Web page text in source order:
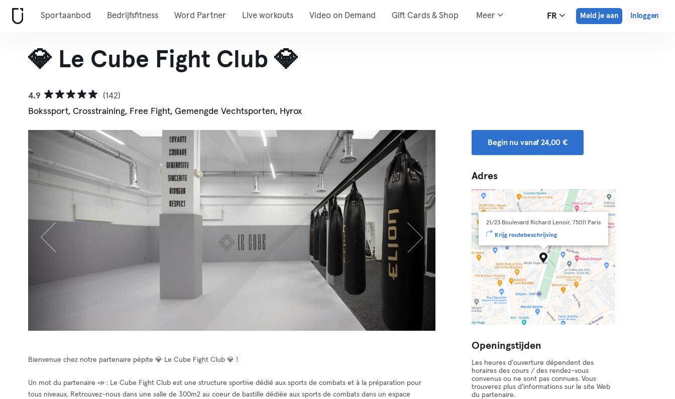
Sportaanbod Bedrijfsfitness Word Partner Live workouts Video on Demand Gift Cards & Shop Meer FR Meld je aan Inloggen
💎 Le Cube Fight Club 💎
4.9
(142)
Bokssport, Crosstraining, Free Fight, Gemengde Vechtsporten, Hyrox
Bienvenue chez notre partenaire pépite 💎 Le Cube Fight Club 💎 !
Un mot du partenaire 📣 : Le Cube Fight Club est une structure sportive dédié aux sports de combats et à la préparation pour
tous niveaux. Retrouvez-nous dans une salle de 300m2 au coeur de bastille dédiée aux sports de combats dans un espace
Begin nu vanaf 24,00 €
Adres
21/23 Boulevard Richard Lenoir, 75011 Paris
Krijg routebeschrijving
Openingstijden
Les heures d'ouverture dépendent des
horaires des cours / des rendez-vous
convenus ou ne sont pas connues. Vous
trouverez plus d'informations sur le site Web
du partenaire.